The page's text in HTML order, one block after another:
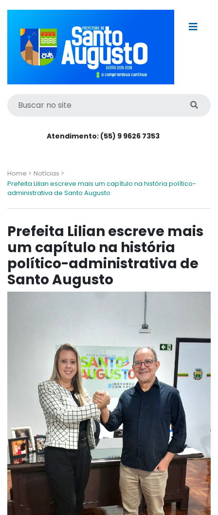
Atendimento: (55) 9 9626 7353
Home > Notícias >
Prefeita Lilian escreve mais um capítulo na história político-
administrativa de Santo Augusto
Prefeita Lilian escreve mais
um capítulo na história
político-administrativa de
Santo Augusto